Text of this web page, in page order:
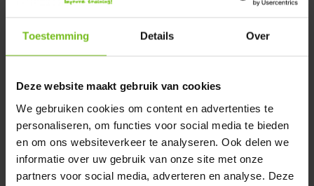
Toestemming Details Over
Deze website maakt gebruik van cookies
We gebruiken cookies om content en advertenties te
personaliseren, om functies voor social media te bieden
en om ons websiteverkeer te analyseren. Ook delen we
informatie over uw gebruik van onze site met onze
partners voor social media, adverteren en analyse. Deze
Dir product is beschikbaar in de volgende varianten:
Heeft u een vraag over dit product ?
We helpen u graag met meer informatie
Verstuur email
Description du produit